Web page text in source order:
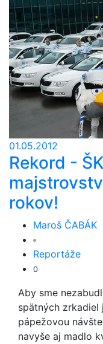
01.05.2012
Rekord -
rokov!
Maroš ČABÁK
Reportáže
0
Aby sme
spätných zrkadiel
pápežovou
navyše aj madlo